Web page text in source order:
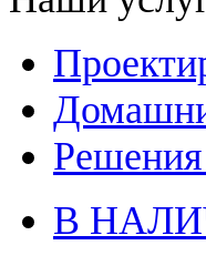
Решения
В